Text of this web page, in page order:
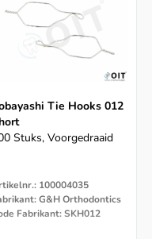
Tie Hooks 012
Stuks, Voorgedraaid
100004035
G&H Orthodontics
Fabrikant: SKH012